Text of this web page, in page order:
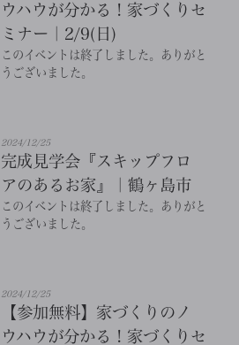
ウハウが分かる！家づくりセ
ミナー｜2/9(日)
このイベントは終了しました。ありがと
うございました。
2024/12/25
完成見学会『スキップフロ
アのあるお家』｜鶴ヶ島市
このイベントは終了しました。ありがと
うございました。
2024/12/25
【参加無料】家づくりのノ
ウハウが分かる！家づくりセ